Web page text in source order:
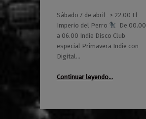
Sábado 7 de abril–> 22.00 El
Imperio del Perro
De 00.00
a 06.00 Indie Disco Club
especial Primavera Indie con
Digital…
Continuar leyendo
Indie Disco Club”
…